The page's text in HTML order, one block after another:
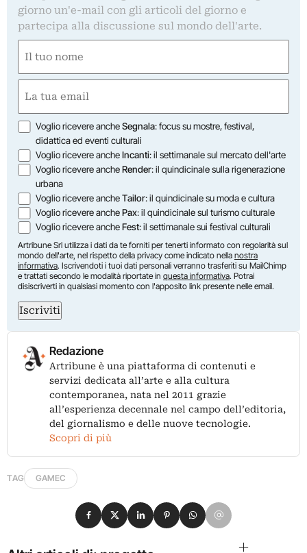
giorno un'e-mail con gli articoli del giorno e
partecipa alla discussione sul mondo dell'arte.
(Obbligatorio)
Nome
(Obbligatorio)
Opzioni
Voglio ricevere ancheSegnala: focus su mostre, festival,
didattica ed eventi culturali
Voglio ricevere ancheIncanti: il settimanale sul mercato dell'arte
Voglio ricevere ancheRender: il quindicinale sulla rigenerazione
urbana
Voglio ricevere ancheTailor: il quindicinale su moda e cultura
Voglio ricevere anchePax: il quindicinale sul turismo culturale
Voglio ricevere ancheFest: il settimanale sui festival culturali
Artribune Srl utilizza i dati da te forniti per tenerti informato con regolarità sul
mondo dell'arte, nel rispetto della privacy come indicato nella nostra
informativa. Iscrivendoti i tuoi dati personali verranno trasferiti su MailChimp
e trattati secondo le modalità riportate in questa informativa. Potrai
disiscriverti in qualsiasi momento con l'apposito link presente nelle email.
Iscriviti
Redazione
Artribune è una piattaforma di contenuti e
servizi dedicata all’arte e alla cultura
contemporanea, nata nel 2011 grazie
all’esperienza decennale nel campo dell’editoria,
del giornalismo e delle nuove tecnologie.
Scopri di più
TAG GAMEC
Condividi su Facebook
Condividi su X
Condividi su LinkedIn
Condividi su Pinterest
Condividi su WhatsApp
Condividi su Email